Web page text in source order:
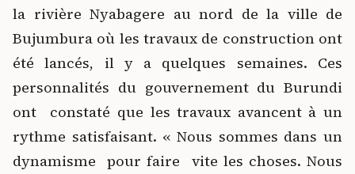
la rivière Nyabagere au nord de la ville de
Bujumbura où les travaux de construction ont
été lancés, il y a quelques semaines. Ces
personnalités du gouvernement du Burundi
ont constaté que les travaux avancent à un
rythme satisfaisant. « Nous sommes dans un
dynamisme pour faire vite les choses. Nous